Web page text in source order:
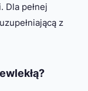
Dla pełnej
z